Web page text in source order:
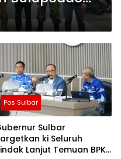
RI
Pos Sulbar
Sulbar
ki Seluruh
Lanjut Temuan BPK